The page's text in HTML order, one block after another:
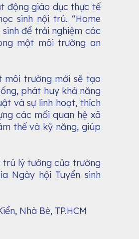
động giáo dục thực tế
sinh nội trú. “Home
để trải nghiệm các
một môi trường an
môi trường mới sẽ tạo
phát huy khả năng
và sự linh hoạt, thích
các mối quan hệ xã
thế và kỹ năng, giúp
trú lý tưởng của trường
Ngày hội Tuyển sinh
Nhà Bè, TP.HCM